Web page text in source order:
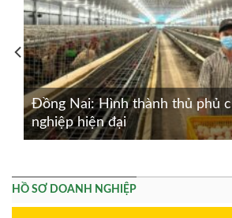
Đồng Nai: Hình thành thủ phủ
nghiệp hiện đại
HỒ SƠ DOANH NGHIỆP